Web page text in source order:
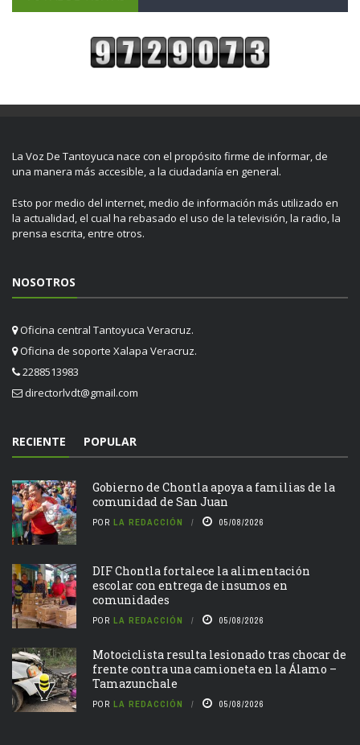
La Voz De Tantoyuca nace con el propósito firme de informar, de
una manera más accesible, a la ciudadanía en general.
Esto por medio del internet, medio de información más utilizado en
la actualidad, el cual ha rebasado el uso de la televisión, la radio, la
prensa escrita, entre otros.
NOSOTROS
Oficina central Tantoyuca Veracruz.
Oficina de soporte Xalapa Veracruz.
2288513983
directorlvdt@gmail.com
RECIENTE POPULAR
Gobierno de Chontla apoya a familias de la
comunidad de San Juan
POR LA REDACCIÓN 05/08/2026
DIF Chontla fortalece la alimentación
escolar con entrega de insumos en
comunidades
POR LA REDACCIÓN 05/08/2026
Motociclista resulta lesionado tras chocar de
frente contra una camioneta en la Álamo –
Tamazunchale
POR LA REDACCIÓN 05/08/2026